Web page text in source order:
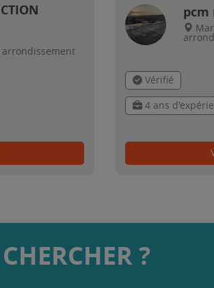
Vérifié
4 ans
?